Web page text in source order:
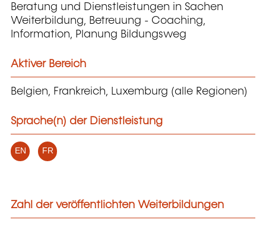
Beratung und Dienstleistungen in Sachen
Weiterbildung, Betreuung - Coaching,
Information, Planung Bildungsweg
Aktiver Bereich
Belgien, Frankreich, Luxemburg (alle Regionen)
Sprache(n) der Dienstleistung
EN FR
Zahl der veröffentlichten Weiterbildungen